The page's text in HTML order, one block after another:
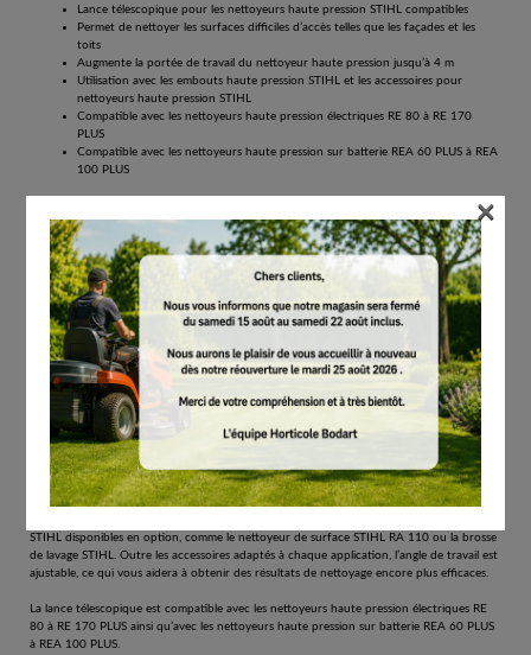
Lance télescopique pour les nettoyeurs haute pression STIHL compatibles
Permet de nettoyer les surfaces difficiles d’accès telles que les façades et les
toits
Augmente la portée de travail du nettoyeur haute pression jusqu’à 4 m
Utilisation avec les embouts haute pression STIHL et les accessoires pour
nettoyeurs haute pression STIHL
Compatible avec les nettoyeurs haute pression électriques RE 80 à RE 170
PLUS
Compatible avec les nettoyeurs haute pression sur batterie REA 60 PLUS à REA
100 PLUS
La lance télescopique de STIHL est un accessoire pratique pour les nettoyeurs haute
pression. Elle permet en effet d’atteindre les endroits difficiles d’accès pour pouvoir les
nettoyer. Avec sa longueur réglable en continu et sans outil de 1,57 m à 4 m, la lance
télescopique est un outil efficace grâce auquel vous pourrez, par exemple, nettoyer des
façades, des toits ou encore des vérandas. Son poids réduit de seulement 2,9 kg, sa
poignée caoutchoutée et le harnais fourni contribuent à un travail confortable et moins
fatigant.
Le pistolet haute pression intégré de la lance télescopique est muni d’un raccord rapide
qui vous permettra de le raccorder en deux temps trois mouvements à votre nettoyeur
haute pression. De plus, pour les différentes applications, la lance télescopique peut être
STIHL disponibles en option, comme le nettoyeur de surface STIHL RA 110 ou la brosse
de lavage STIHL. Outre les accessoires adaptés à chaque application, l’angle de travail est
ajustable, ce qui vous aidera à obtenir des résultats de nettoyage encore plus efficaces.
La lance télescopique est compatible avec les nettoyeurs haute pression électriques RE
80 à RE 170 PLUS ainsi qu’avec les nettoyeurs haute pression sur batterie REA 60 PLUS
à REA 100 PLUS.
×